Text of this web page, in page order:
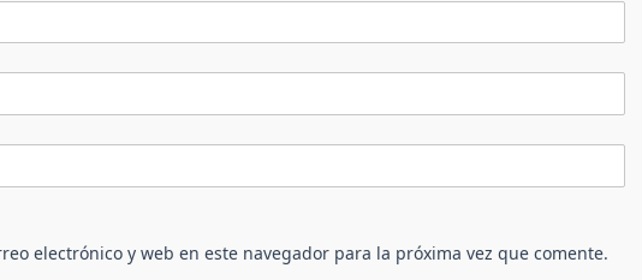
electrónico y web en este navegador para la próxima vez que comente.